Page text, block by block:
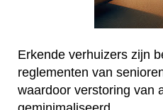
Erkende verhuizers zijn
reglementen van
waardoor verstoring van